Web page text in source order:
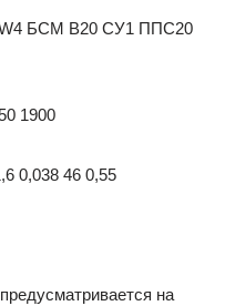
W4 БСМ В20 СУ1 ППС20
1900
0,038 46 0,55
на